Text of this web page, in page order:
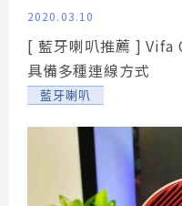
2020.03.10
[ 藍牙喇叭推薦 ] Vifa
具備多種連線方式
藍牙喇叭